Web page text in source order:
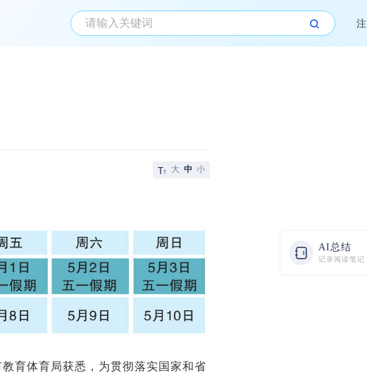
AI总结
记录阅读笔记
大 中 小
育体育局获悉，为贯彻落实国家和省